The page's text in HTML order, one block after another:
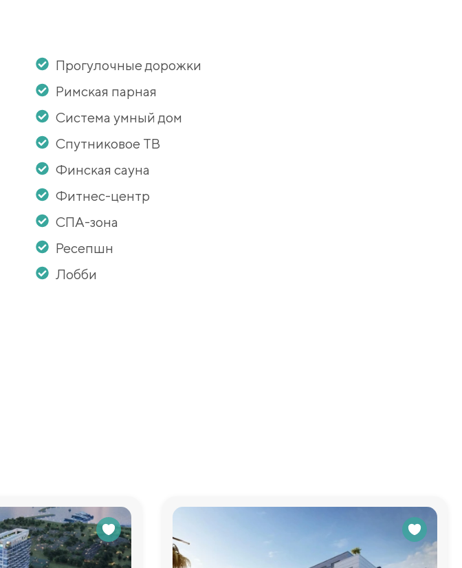
Прогулочные дорожки
Римская парная
Система умный дом
Спутниковое ТВ
Финская сауна
Фитнес-центр
СПА-зона
Ресепшн
Лобби